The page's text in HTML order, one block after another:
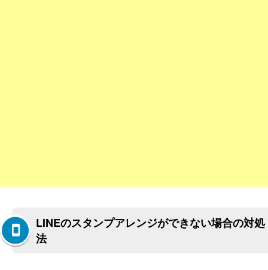
LINEのスタンプアレンジができない場合の対処
法